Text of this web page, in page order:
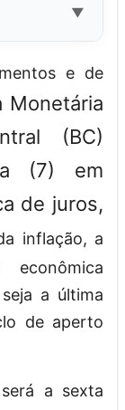
e de
Monetária
(BC)
(7) em
de juros,
inflação, a
econômica
a última
de aperto
a sexta